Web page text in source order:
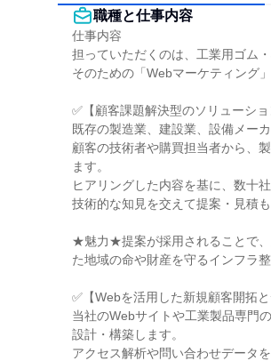
職種と仕事内容
仕事内容
担っていただくのは、工業用ゴム
そのための「Webマーケティング」
✅【顧客課題解決型のソリューショ
既存の製造業、建設業、設備メー
顧客の技術者や購買担当者から、
ます。
ヒアリングした内容を基に、数十
技術的な知見を交えて提案・見積も
★魅力★提案が採用されることで、
た地域の命や財産を守るインフラ
✅【Webを活用した新規顧客開拓と
当社のWebサイトや工業製品専門
設計・構築します。
アクセス解析や問い合わせデータ